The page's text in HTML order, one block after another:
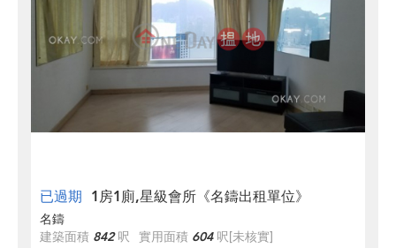
已過期 1房1廁,星級會所《名鑄出租單位》
名鑄
建築面積 842呎 實用面積 604呎[未核實]